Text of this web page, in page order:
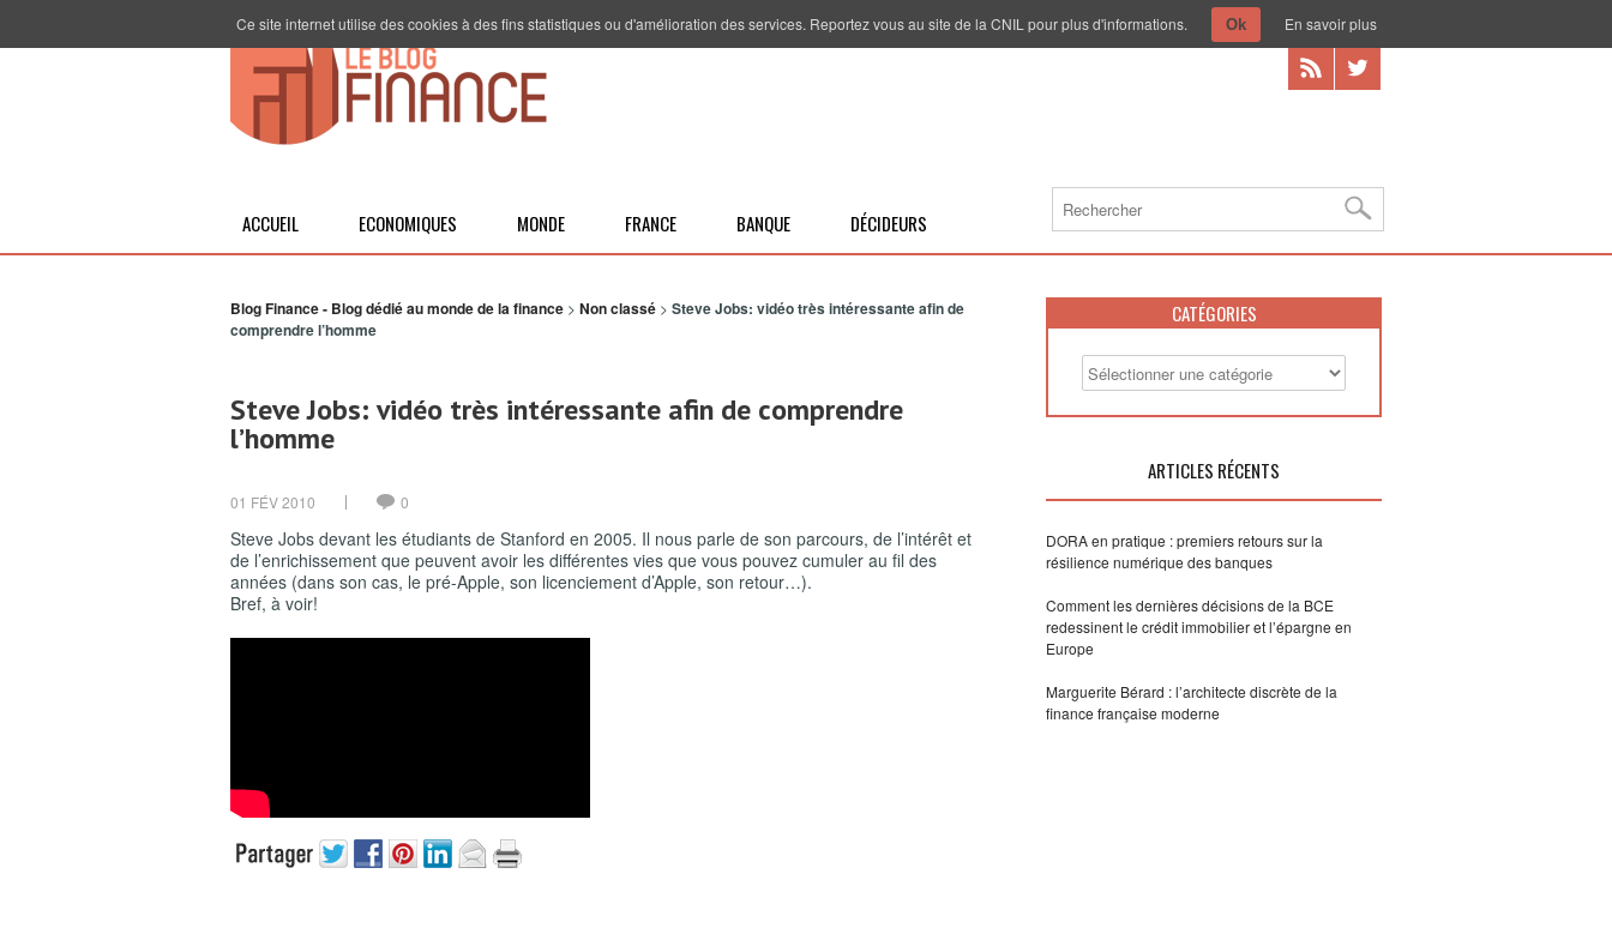
ACCUEIL ECONOMIQUES MONDE FRANCE BANQUE DÉCIDEURS
Blog Finance - Blog dédié au monde de la finance > Non classé > Steve Jobs: vidéo très intéressante afin de
comprendre l’homme
Steve Jobs: vidéo très intéressante afin de comprendre
l’homme
01 FÉV 2010 0
Steve Jobs devant les étudiants de Stanford en 2005. Il nous parle de son parcours, de l’intérêt et
de l’enrichissement que peuvent avoir les différentes vies que vous pouvez cumuler au fil des
années (dans son cas, le pré-Apple, son licenciement d’Apple, son retour…).
Bref, à voir!
CATÉGORIES
ARTICLES RÉCENTS
DORA en pratique : premiers retours sur la
résilience numérique des banques
Comment les dernières décisions de la BCE
redessinent le crédit immobilier et l’épargne en
Europe
Marguerite Bérard : l’architecte discrète de la
finance française moderne
Ce site internet utilise des cookies à des fins statistiques ou d'amélioration des services. Reportez vous au site de la CNIL pour plus d'informations. Ok En savoir plus